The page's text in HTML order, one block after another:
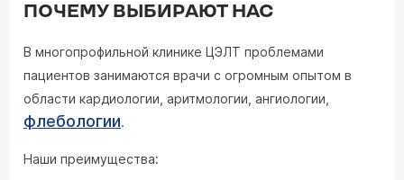
ПОЧЕМУ ВЫБИРАЮТ НАС
В многопрофильной клинике ЦЭЛТ проблемами
пациентов занимаются врачи с огромным опытом в
области кардиологии, аритмологии, ангиологии,
флебологии.
Наши преимущества: